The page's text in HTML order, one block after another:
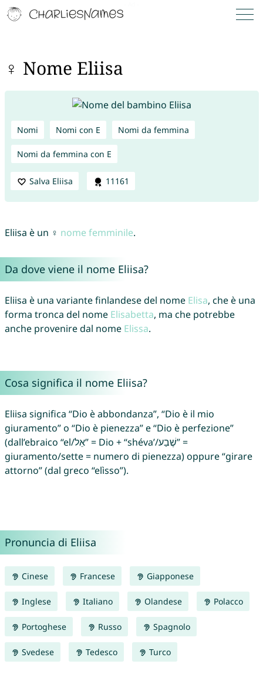
♀ Nome Eliisa
Nomi Nomi con E Nomi da femmina
Nomi da femmina con E
Salva Eliisa 11161
Eliisa è un ♀ nome femminile.
Da dove viene il nome Eliisa?
Eliisa è una variante finlandese del nome Elisa, che è una
forma tronca del nome Elisabetta, ma che potrebbe
anche provenire dal nome Elissa.
Cosa significa il nome Eliisa?
Eliisa significa “Dio è abbondanza”, “Dio è il mio
giuramento” o “Dio è pienezza” e “Dio è perfezione”
(dall’ebraico “el/אֵל” = Dio + “shéva’/שֶׁבַע” =
giuramento/sette = numero di pienezza) oppure “girare
attorno” (dal greco “elìsso”).
Pronuncia di Eliisa
Cinese Francese Giapponese
Inglese Italiano Olandese Polacco
Portoghese Russo Spagnolo
Svedese Tedesco Turco